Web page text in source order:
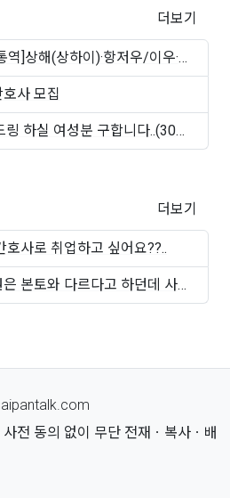
더보기
]상해(상하이)·항저우/이우·
사 모집
하실 여성분 구합니다..(30대
더보기
사로 취업하고 싶어요??..
본토와 다르다고 하던데 사실
전 동의 없이 무단 전재ㆍ복사ㆍ배